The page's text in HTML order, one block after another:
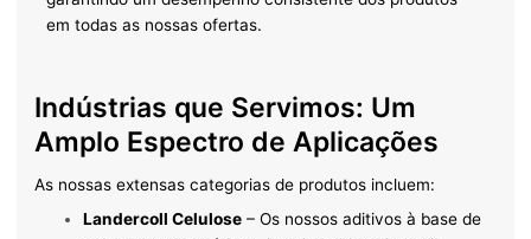
em todas as nossas ofertas.
Indústrias que Servimos: Um
Amplo Espectro de Aplicações
As nossas extensas categorias de produtos incluem:
Landercoll Celulose– Os nossos aditivos à base de